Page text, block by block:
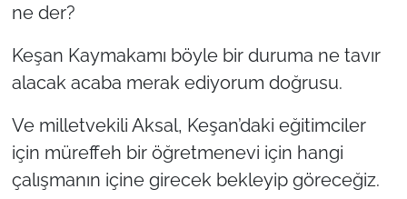
ne der?
Keşan Kaymakamı böyle bir duruma ne tavır
alacak acaba merak ediyorum doğrusu.
Ve milletvekili Aksal, Keşan’daki eğitimciler
için müreffeh bir öğretmenevi için hangi
çalışmanın içine girecek bekleyip göreceğiz.